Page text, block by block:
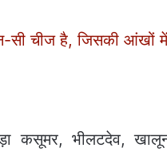
चीज है, जिसकी आंखों में
कसूमर, भीलटदेव,